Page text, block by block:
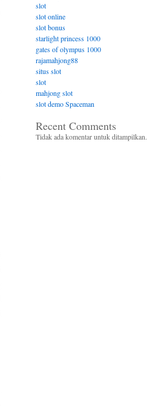
slot
slot online
slot bonus
starlight princess 1000
gates of olympus 1000
rajamahjong88
situs slot
slot
mahjong slot
slot demo Spaceman
Recent Comments
Tidak ada komentar untuk ditampilkan.